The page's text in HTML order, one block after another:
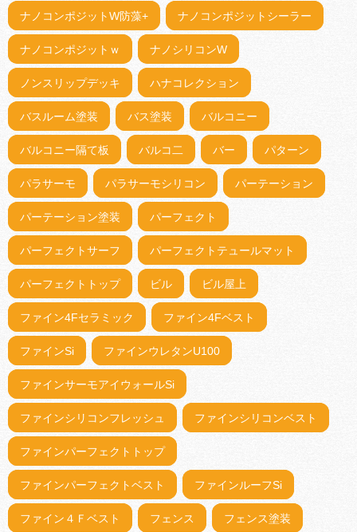
ナノコンポジットW防藻+ ナノコンポジットシーラー
ナノコンポジットｗ ナノシリコンW
ノンスリップデッキ ハナコレクション
バスルーム塗装 バス塗装 バルコニー
バルコニー隔て板 バルコ二 バー パターン
パラサーモ パラサーモシリコン パーテーション
パーテーション塗装 パーフェクト
パーフェクトサーフ パーフェクトテュールマット
パーフェクトトップ ビル ビル屋上
ファイン4Fセラミック ファイン4Fベスト
ファインSi ファインウレタンU100
ファインサーモアイウォールSi
ファインシリコンフレッシュ ファインシリコンベスト
ファインパーフェクトトップ
ファインパーフェクトベスト ファインルーフSi
ファイン４Ｆベスト フェンス フェンス塗装